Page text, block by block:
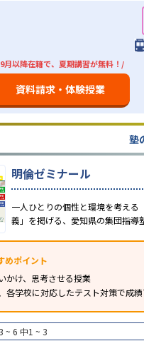
月以降在籍で、夏期講習が無料！/
資料請求・体験授業
塾
明倫ゼミナール
一人ひとりの個性と環境を考える
義」を掲げる、愛知県の集団指導
めポイント
かけ、思考させる授業
各学校に対応したテスト対策で成
~ 6 中1 ~ 3